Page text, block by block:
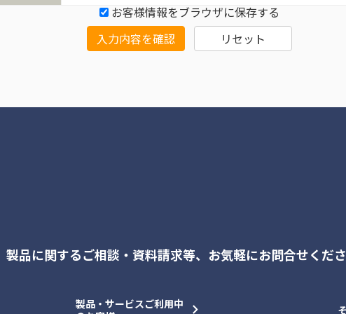
お客様情報をブラウザに保存する
入力内容を確認
リセット
製品に関するご相談・資料請求等、 お気軽にお問合せくださ
製品・サービスご利用中